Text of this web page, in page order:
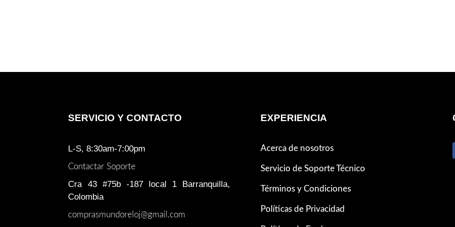
SERVICIO Y CONTACTO
L-S, 8:30am-7:00pm
Contactar Soporte
Cra 43 #75b -187 local 1 Barranquilla,
Colombia
comprasmundoreloj@gmail.com
EXPERIENCIA
Acerca de nosotros
Servicio de Soporte Técnico
Términos y Condiciones
Políticas de Privacidad